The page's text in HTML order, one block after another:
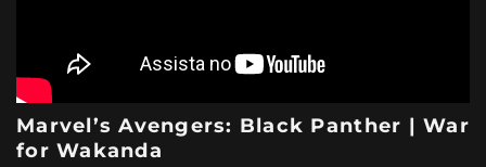
Marvel’s Avengers: Black Panther | War
for Wakanda